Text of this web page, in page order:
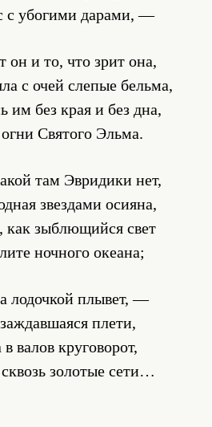
с убогими дарами, —
он и то, что зрит она,
с очей слепые бельма,
им без края и без дна,
огни Святого Эльма.
там Эвридики нет,
звездами осияна,
как зыблющийся свет
ночного океана;
лодочкой плывет, —
плети,
валов круговорот,
золотые сети…